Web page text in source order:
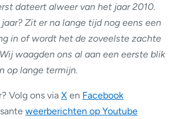
dateert alweer van het jaar 2010.
Zit er na lange tijd nog eens een
in of wordt het de zoveelste zachte
waagden ons al aan een eerste blik
op lange termijn.
Volg ons via X en Facebook
weerberichten op Youtube